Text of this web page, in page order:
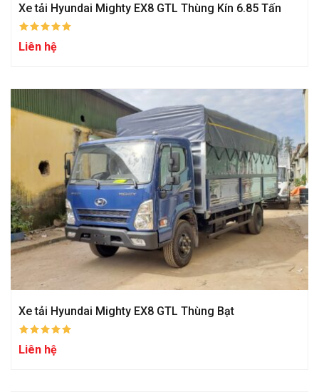
Xe tải Hyundai Mighty EX8 GTL Thùng Kín 6.85 Tấn
Liên hệ
Xe tải Hyundai Mighty EX8 GTL Thùng Bạt
Liên hệ